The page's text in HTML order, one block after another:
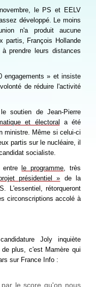
le PS et EELV
développé. Le moins
n'a produit aucune
partis, François Hollande
prendre leurs distances
engagements » et insiste
de réduire l'activité
soutien de Jean-Pierre
et électoral
a été
ministre. Même si celui-ci
partis sur le nucléaire, il
socialiste.
le programme , très
présidentiel » de la
L'essentiel, rétorqueront
circonscriptions accolé à
Joly inquiète
plus, c'est Mamère qui
sur France Info :
le score qu'on nous